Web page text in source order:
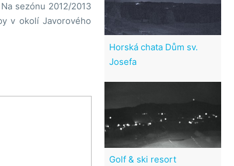
sezónu 2012/2013
v okolí Javorového
Horská chata Dům sv.
Josefa
Golf & ski resort